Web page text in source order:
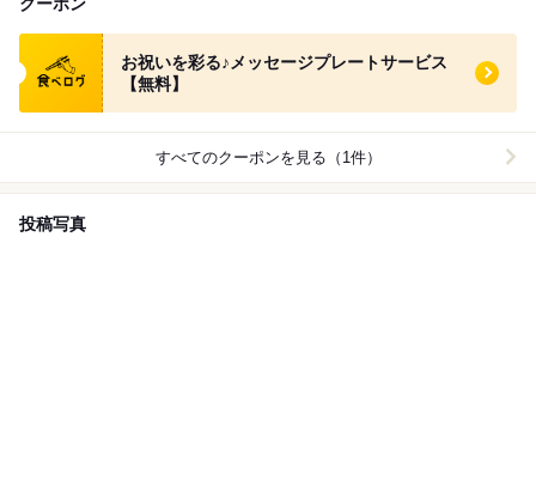
食べログ クーポン
お祝いを彩る♪メッセージプレートサービス
【無料】
すべてのクーポンを見る（1件）
投稿写真